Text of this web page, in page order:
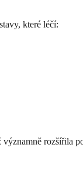
které léčí:
rozšířila